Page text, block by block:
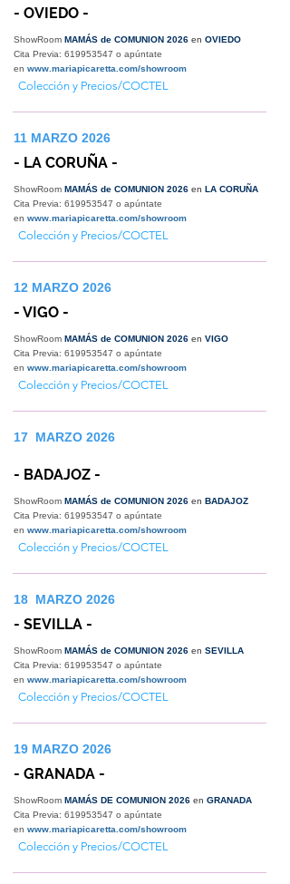
- OVIEDO -
ShowRoom MAMÁS de COMUNION 2026 en OVIEDO
Cita Previa: 619953547 o apúntate
en www.mariapicaretta.com/showroom
Colección y Precios/COCTEL
11 MARZO 2026
- LA CORUÑA -
ShowRoom MAMÁS de COMUNION 2026 en LA CORUÑA
Cita Previa: 619953547 o apúntate
en www.mariapicaretta.com/showroom
Colección y Precios/COCTEL
12 MARZO 2026
- VIGO -
ShowRoom MAMÁS de COMUNION 2026 en VIGO
Cita Previa: 619953547 o apúntate
en www.mariapicaretta.com/showroom
Colección y Precios/COCTEL
17 MARZO 2026
- BADAJOZ -
ShowRoom MAMÁS de COMUNION 2026 en BADAJOZ
Cita Previa: 619953547 o apúntate
en www.mariapicaretta.com/showroom
Colección y Precios/COCTEL
18 MARZO 2026
- SEVILLA -
ShowRoom MAMÁS de COMUNION 2026 en SEVILLA
Cita Previa: 619953547 o apúntate
en www.mariapicaretta.com/showroom
Colección y Precios/COCTEL
19 MARZO 2026
- GRANADA -
ShowRoom MAMÁS DE COMUNION 2026 en GRANADA
Cita Previa: 619953547 o apúntate
en www.mariapicaretta.com/showroom
Colección y Precios/COCTEL